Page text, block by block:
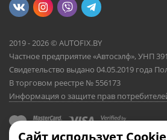
2019 - 2026 © AUTOFIX.BY
Частное предприятие «Автосэлф», УНП
Свидетельство выдано 04.05.2019 года
В торговом реестре № 556173
Информация о защите прав
Сайт использует Cookie